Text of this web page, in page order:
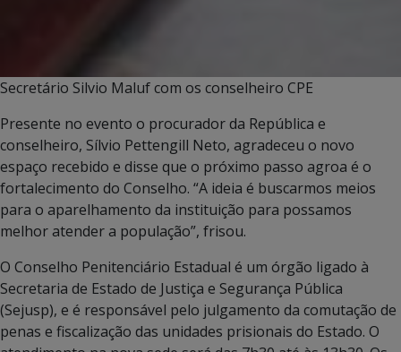
Secretário Silvio Maluf com os conselheiro CPE
Presente no evento o procurador da República e
conselheiro, Sílvio Pettengill Neto, agradeceu o novo
espaço recebido e disse que o próximo passo agroa é o
fortalecimento do Conselho. “A ideia é buscarmos meios
para o aparelhamento da instituição para possamos
melhor atender a população”, frisou.
O Conselho Penitenciário Estadual é um órgão ligado à
Secretaria de Estado de Justiça e Segurança Pública
(Sejusp), e é responsável pelo julgamento da comutação de
penas e fiscalização das unidades prisionais do Estado. O